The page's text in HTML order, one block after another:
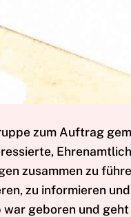
zum Auftrag
zusammen zu
zu informieren
war geboren und